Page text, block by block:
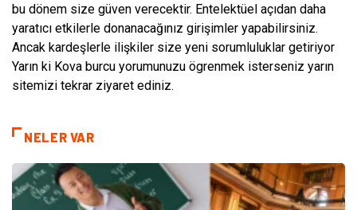
bu dönem size güven verecektir. Entelektüel açıdan daha
yaratıcı etkilerle donanacağınız girişimler yapabilirsiniz.
Ancak kardeşlerle ilişkiler size yeni sorumluluklar getiriyor
Yarın ki Kova burcu yorumunuzu ögrenmek isterseniz yarın
sitemizi tekrar ziyaret ediniz.
NELER VAR